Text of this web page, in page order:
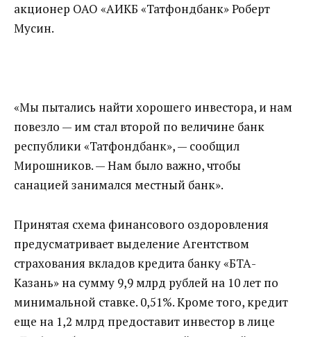
акционер ОАО «АИКБ «Татфондбанк» Роберт
Мусин.
«Мы пытались найти хорошего инвестора, и нам
повезло — им стал второй по величине банк
республики «Татфондбанк», — сообщил
Мирошников. — Нам было важно, чтобы
санацией занимался местный банк».
Принятая схема финансового оздоровления
предусматривает выделение Агентством
страхования вкладов кредита банку «БТА-
Казань» на сумму 9,9 млрд рублей на 10 лет по
минимальной ставке. 0,51%. Кроме того, кредит
еще на 1,2 млрд предоставит инвестор в лице